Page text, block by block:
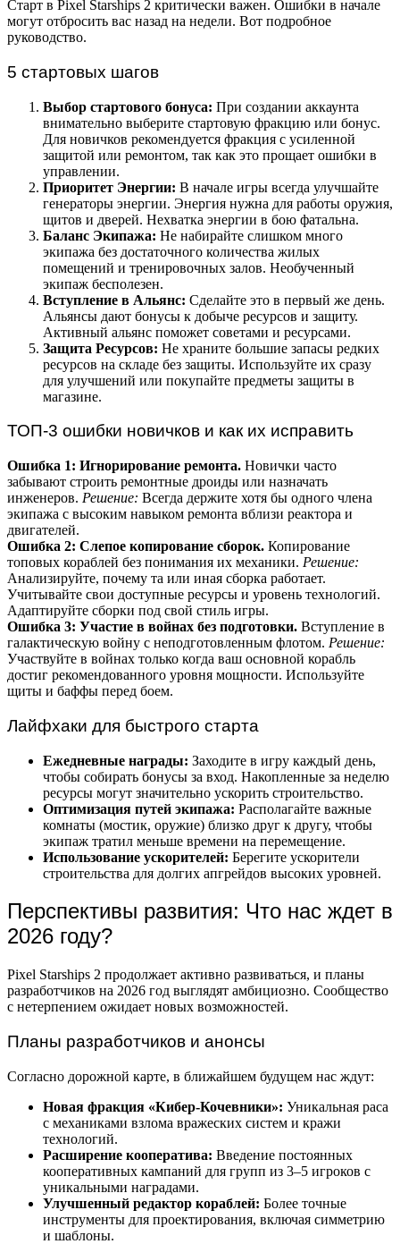
Старт в Pixel Starships 2 критически важен. Ошибки в начале
могут отбросить вас назад на недели. Вот подробное
руководство.
5 стартовых шагов
Выбор стартового бонуса: При создании аккаунта
внимательно выберите стартовую фракцию или бонус.
Для новичков рекомендуется фракция с усиленной
защитой или ремонтом, так как это прощает ошибки в
управлении.
Приоритет Энергии: В начале игры всегда улучшайте
генераторы энергии. Энергия нужна для работы оружия,
щитов и дверей. Нехватка энергии в бою фатальна.
Баланс Экипажа: Не набирайте слишком много
экипажа без достаточного количества жилых
помещений и тренировочных залов. Необученный
экипаж бесполезен.
Вступление в Альянс: Сделайте это в первый же день.
Альянсы дают бонусы к добыче ресурсов и защиту.
Активный альянс поможет советами и ресурсами.
Защита Ресурсов: Не храните большие запасы редких
ресурсов на складе без защиты. Используйте их сразу
для улучшений или покупайте предметы защиты в
магазине.
ТОП-3 ошибки новичков и как их исправить
Ошибка 1: Игнорирование ремонта. Новички часто
забывают строить ремонтные дроиды или назначать
инженеров. Решение: Всегда держите хотя бы одного члена
экипажа с высоким навыком ремонта вблизи реактора и
двигателей.
Ошибка 2: Слепое копирование сборок. Копирование
топовых кораблей без понимания их механики. Решение:
Анализируйте, почему та или иная сборка работает.
Учитывайте свои доступные ресурсы и уровень технологий.
Адаптируйте сборки под свой стиль игры.
Ошибка 3: Участие в войнах без подготовки. Вступление в
галактическую войну с неподготовленным флотом. Решение:
Участвуйте в войнах только когда ваш основной корабль
достиг рекомендованного уровня мощности. Используйте
щиты и баффы перед боем.
Лайфхаки для быстрого старта
Ежедневные награды: Заходите в игру каждый день,
чтобы собирать бонусы за вход. Накопленные за неделю
ресурсы могут значительно ускорить строительство.
Оптимизация путей экипажа: Располагайте важные
комнаты (мостик, оружие) близко друг к другу, чтобы
экипаж тратил меньше времени на перемещение.
Использование ускорителей: Берегите ускорители
строительства для долгих апгрейдов высоких уровней.
Перспективы развития: Что нас ждет в
2026 году?
Pixel Starships 2 продолжает активно развиваться, и планы
разработчиков на 2026 год выглядят амбициозно. Сообщество
с нетерпением ожидает новых возможностей.
Планы разработчиков и анонсы
Согласно дорожной карте, в ближайшем будущем нас ждут:
Новая фракция «Кибер-Кочевники»: Уникальная раса
с механиками взлома вражеских систем и кражи
технологий.
Расширение кооператива: Введение постоянных
кооперативных кампаний для групп из 3–5 игроков с
уникальными наградами.
Улучшенный редактор кораблей: Более точные
инструменты для проектирования, включая симметрию
и шаблоны.